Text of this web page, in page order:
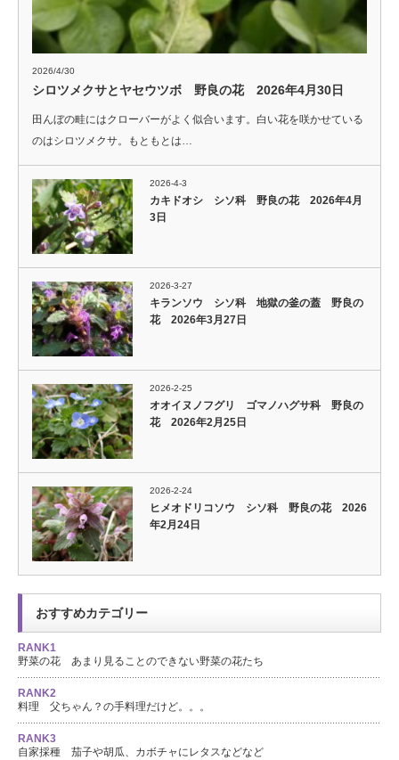
2026/4/30
シロツメクサとヤセウツボ 野良の花 2026年4月30日
田んぼの畦にはクローバーがよく似合います。白い花を咲かせている
のはシロツメクサ。もともとは…
2026-4-3
カキドオシ シソ科 野良の花 2026年4月
3日
2026-3-27
キランソウ シソ科 地獄の釜の蓋 野良の
花 2026年3月27日
2026-2-25
オオイヌノフグリ ゴマノハグサ科 野良の
花 2026年2月25日
2026-2-24
ヒメオドリコソウ シソ科 野良の花 2026
年2月24日
おすすめカテゴリー
RANK1
野菜の花 あまり見ることのできない野菜の花たち
RANK2
料理 父ちゃん？の手料理だけど。。。
RANK3
自家採種 茄子や胡瓜、カボチャにレタスなどなど